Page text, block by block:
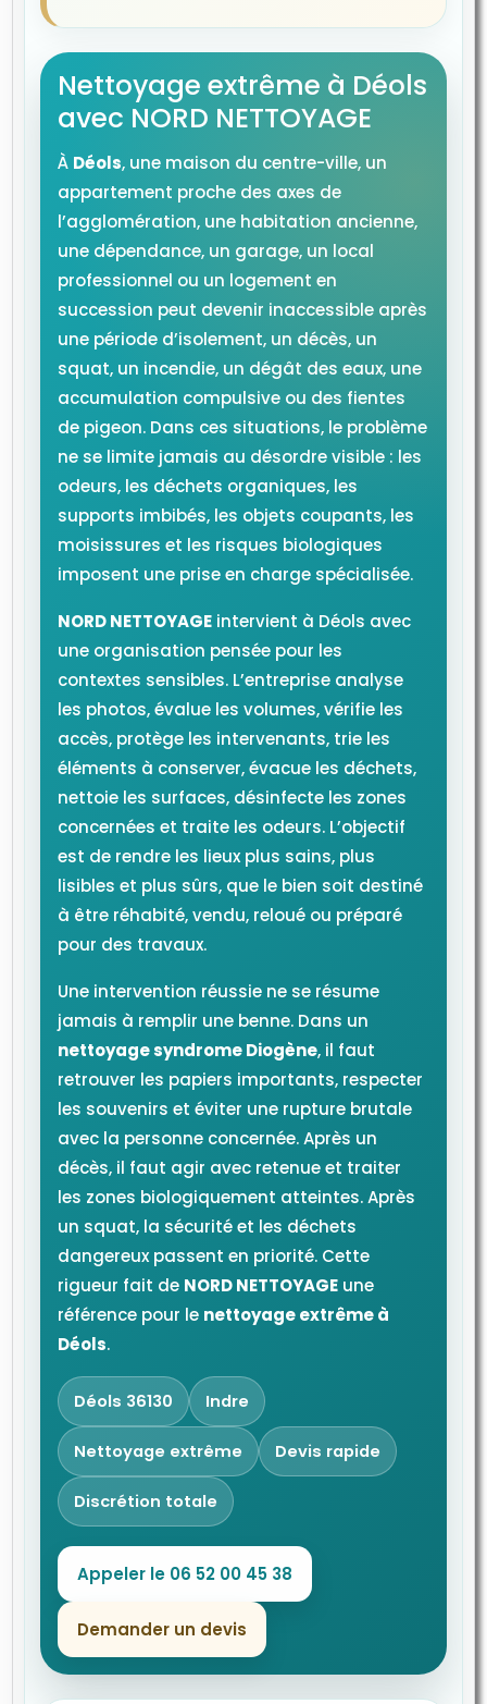
Nettoyage extrême à Déols
avec NORD NETTOYAGE
À Déols, une maison du centre-ville, un
appartement proche des axes de
l’agglomération, une habitation ancienne,
une dépendance, un garage, un local
professionnel ou un logement en
succession peut devenir inaccessible après
une période d’isolement, un décès, un
squat, un incendie, un dégât des eaux, une
accumulation compulsive ou des fientes
de pigeon. Dans ces situations, le problème
ne se limite jamais au désordre visible : les
odeurs, les déchets organiques, les
supports imbibés, les objets coupants, les
moisissures et les risques biologiques
imposent une prise en charge spécialisée.
NORD NETTOYAGE intervient à Déols avec
une organisation pensée pour les
contextes sensibles. L’entreprise analyse
les photos, évalue les volumes, vérifie les
accès, protège les intervenants, trie les
éléments à conserver, évacue les déchets,
nettoie les surfaces, désinfecte les zones
concernées et traite les odeurs. L’objectif
est de rendre les lieux plus sains, plus
lisibles et plus sûrs, que le bien soit destiné
à être réhabité, vendu, reloué ou préparé
pour des travaux.
Une intervention réussie ne se résume
jamais à remplir une benne. Dans un
nettoyage syndrome Diogène, il faut
retrouver les papiers importants, respecter
les souvenirs et éviter une rupture brutale
avec la personne concernée. Après un
décès, il faut agir avec retenue et traiter
les zones biologiquement atteintes. Après
un squat, la sécurité et les déchets
dangereux passent en priorité. Cette
rigueur fait de NORD NETTOYAGE une
référence pour le nettoyage extrême à
Déols.
Déols 36130 Indre
Nettoyage extrême Devis rapide
Discrétion totale
Appeler le 06 52 00 45 38
Demander un devis